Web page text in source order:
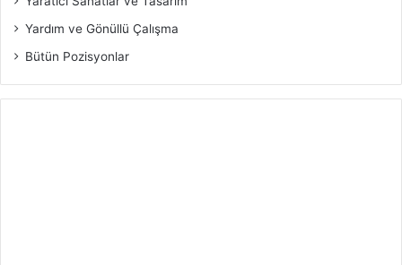
Yardım ve Gönüllü Çalışma
Bütün Pozisyonlar